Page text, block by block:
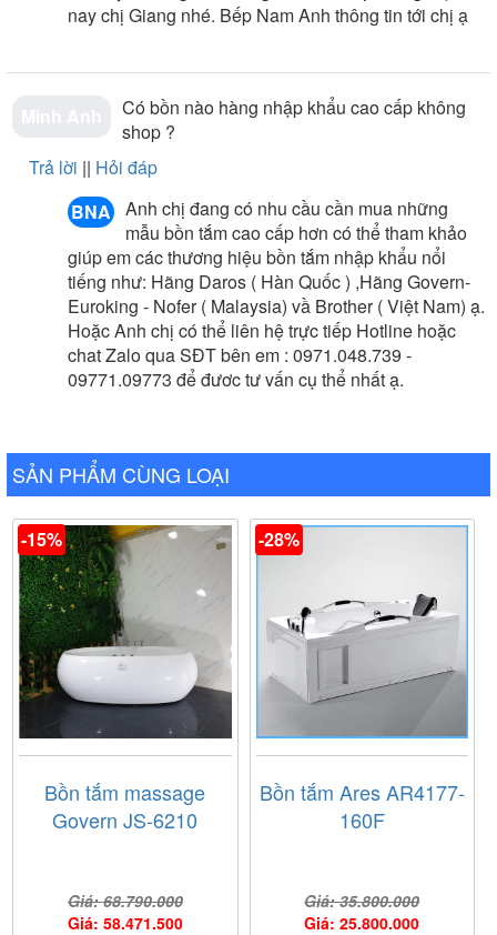
-Cách chọn mua bồn tắm nằm chuẩn nhất
Địa chỉ cửa hàng bán bồn tắm nên mua
Ảnh giấy chứng nhận Nội Thất Nam Anh là đại lý cấp I
của thương hiệuFantinydo công ty Fantiny cung cấp
nay chị Giang nhé. Bếp Nam Anh thông tin tới chị ạ
Có bồn nào hàng nhập khẩu cao cấp không
shop ?
Trả lời || Hỏi đáp
BNA
Anh chị đang có nhu cầu cần mua những
mẫu bồn tắm cao cấp hơn có thể tham khảo
giúp em các thương hiệu bồn tắm nhập khẩu nổi
tiếng như: Hãng Daros ( Hàn Quốc ) ,Hãng Govern-
Euroking - Nofer ( Malaysia) vầ Brother ( Việt Nam) ạ.
Hoặc Anh chị có thể liên hệ trực tiếp Hotline hoặc
chat Zalo qua SĐT bên em : 0971.048.739 -
09771.09773 để đươc tư vấn cụ thể nhất ạ.
SẢN PHẨM CÙNG LOẠI
-15%
Bồn tắm massage
Govern JS-6210
Giá: 68.790.000
Giá: 58.471.500
-28%
Bồn tắm Ares AR4177-
160F
Giá: 35.800.000
Giá: 25.800.000